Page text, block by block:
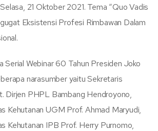
21 Oktober 2021. Tema “Quo Vadis
Eksistensi Profesi Rimbawan Dalam
Serial Webinar 60 Tahun Presiden Joko
narasumber yaitu Sekretaris
Dirjen PHPL Bambang Hendroyono,
Kehutanan UGM Prof. Ahmad Maryudi,
Kehutanan IPB Prof. Herry Purnomo,